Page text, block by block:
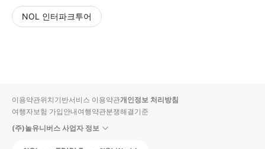
NOL 인터파크투어
입니
다.
순
상
이용약관위치기반서비스 이용약관개인정보 처리방침
여행자보험 가입안내여행약관분쟁해결기준
(주)놀유니버스 사업자 정보